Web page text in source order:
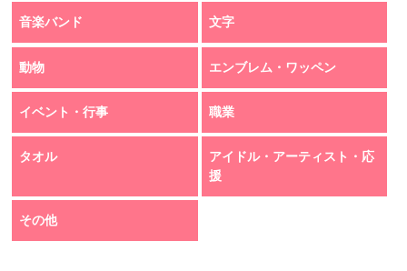
音楽バンド 文字
動物 エンブレム・ワッペン
イベント・行事 職業
タオル
アイドル・アーティスト・応
援
その他